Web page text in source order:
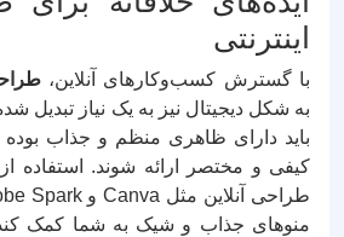
اینترنتی
با گسترش کسب‌وکارهای آنلاین،
به شکل دیجیتال نیز به یک نیاز تبدیل
باید دارای ظاهری منظم و جذاب
کیفی و مختصر ارائه شوند. استفاده از
منوهای جذاب و شیک به شما کمک کند.